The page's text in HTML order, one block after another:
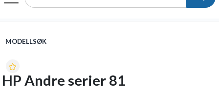
MODELLSØK
HP Andre serier 81